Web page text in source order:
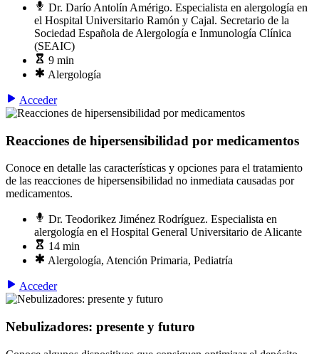
Dr. Darío Antolín Amérigo. Especialista en alergología en
el Hospital Universitario Ramón y Cajal. Secretario de la
Sociedad Española de Alergología e Inmunología Clínica
(SEAIC)
9 min
Alergología
Acceder
Reacciones de hipersensibilidad por medicamentos
Conoce en detalle las características y opciones para el tratamiento
de las reacciones de hipersensibilidad no inmediata causadas por
medicamentos.
Dr. Teodorikez Jiménez Rodríguez. Especialista en
alergología en el Hospital General Universitario de Alicante
14 min
Alergología, Atención Primaria, Pediatría
Acceder
Nebulizadores: presente y futuro